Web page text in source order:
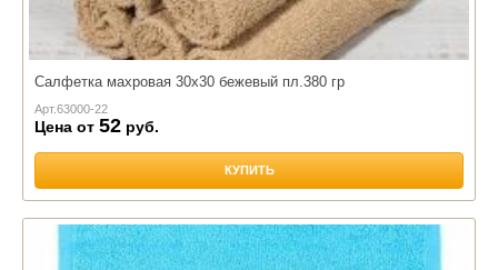
Салфетка махровая 30х30 бежевый пл.380 гр
Арт.63000-22
Цена от 52 руб.
КУПИТЬ